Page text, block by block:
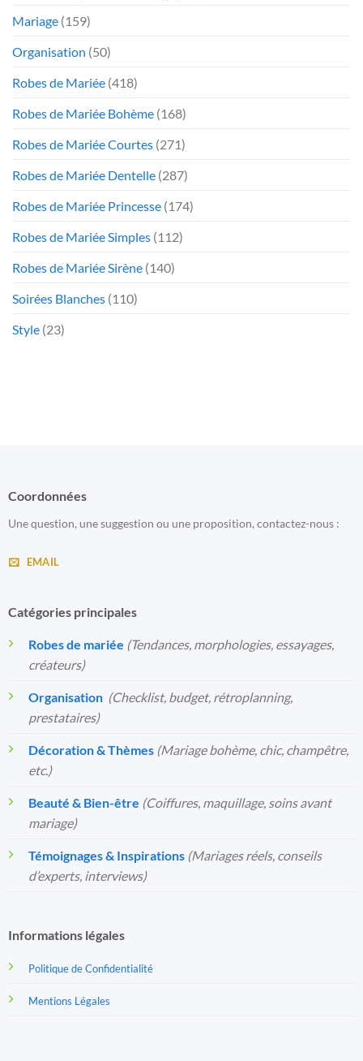
Mariage (159)
Organisation (50)
Robes de Mariée (418)
Robes de Mariée Bohème (168)
Robes de Mariée Courtes (271)
Robes de Mariée Dentelle (287)
Robes de Mariée Princesse (174)
Robes de Mariée Simples (112)
Robes de Mariée Sirène (140)
Soirées Blanches (110)
Style (23)
Coordonnées
Une question, une suggestion ou une proposition, contactez-nous :
EMAIL
Catégories principales
Robes de mariée (Tendances, morphologies, essayages,
créateurs)
Organisation️ (Checklist, budget, rétroplanning,
prestataires)
Décoration & Thèmes (Mariage bohème, chic, champêtre,
etc.)
Beauté & Bien-être (Coiffures, maquillage, soins avant
mariage)
Témoignages & Inspirations (Mariages réels, conseils
d’experts, interviews)
Informations légales
Politique de Confidentialité
Mentions Légales